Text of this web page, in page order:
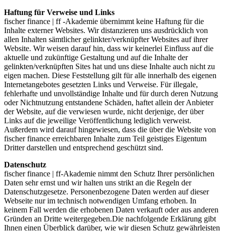
Haftung für Verweise und Links
fischer finance | ff -Akademie übernimmt keine Haftung für die
Inhalte externer Websites. Wir distanzieren uns ausdrücklich von
allen Inhalten sämtlicher gelinkter/verknüpfter Websites auf ihrer
Website. Wir weisen darauf hin, dass wir keinerlei Einfluss auf die
aktuelle und zukünftige Gestaltung und auf die Inhalte der
gelinkten/verknüpften Sites hat und uns diese Inhalte auch nicht zu
eigen machen. Diese Feststellung gilt für alle innerhalb des eigenen
Internetangebotes gesetzten Links und Verweise. Für illegale,
fehlerhafte und unvollständige Inhalte und für durch deren Nutzung
oder Nichtnutzung entstandene Schäden, haftet allein der Anbieter
der Website, auf die verwiesen wurde, nicht derjenige, der über
Links auf die jeweilige Veröffentlichung lediglich verweist.
Außerdem wird darauf hingewiesen, dass die über die Website von
fischer finance erreichbaren Inhalte zum Teil geistiges Eigentum
Dritter darstellen und entsprechend geschützt sind.
Datenschutz
fischer finance | ff-Akademie nimmt den Schutz Ihrer persönlichen
Daten sehr ernst und wir halten uns strikt an die Regeln der
Datenschutzgesetze. Personenbezogene Daten werden auf dieser
Webseite nur im technisch notwendigen Umfang erhoben. In
keinem Fall werden die erhobenen Daten verkauft oder aus anderen
Gründen an Dritte weitergegeben.Die nachfolgende Erklärung gibt
Ihnen einen Überblick darüber, wie wir diesen Schutz gewährleisten